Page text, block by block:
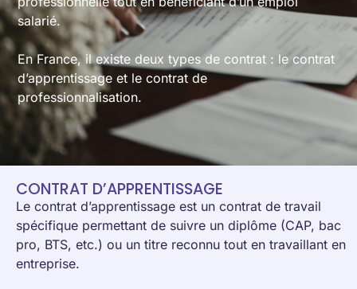
salarié.
En France, il existe deux types de contrat : le contrat
d’apprentissage et le contrat de
professionnalisation.
CONTRAT D’APPRENTISSAGE
Le contrat d’apprentissage est un contrat de travail
spécifique permettant de suivre un diplôme (CAP, bac
pro, BTS, etc.) ou un titre reconnu tout en travaillant en
entreprise.